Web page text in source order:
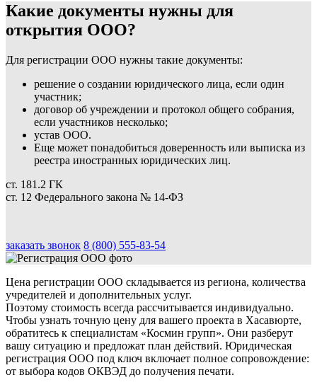
Какие документы нужны для
открытия ООО?
Для регистрации ООО нужны такие документы:
решение о создании юридического лица, если один
участник;
договор об учреждении и протокол общего собрания,
если участников несколько;
устав ООО.
Еще может понадобиться доверенность или выписка из
реестра иностранных юридических лиц.
ст. 181.2 ГК
ст. 12 Федерального закона № 14-ФЗ
заказать звонок 8 (800) 555-83-54
Цена регистрации ООО складывается из региона, количества
учредителей и дополнительных услуг.
Поэтому стоимость всегда рассчитывается индивидуально.
Чтобы узнать точную цену для вашего проекта в Хасавюрте,
обратитесь к специалистам «Космин групп». Они разберут
вашу ситуацию и предложат план действий. Юридическая
регистрация ООО под ключ включает полное сопровождение:
от выбора кодов ОКВЭД до получения печати.